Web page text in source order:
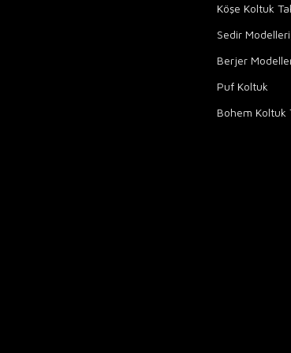
Köşe Koltuk
Sedir
Berjer
Puf Koltuk
Bohem Koltuk